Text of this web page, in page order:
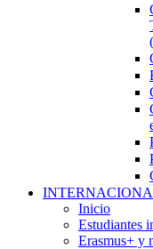
Inicio
Estudiantes
Erasmus+ y